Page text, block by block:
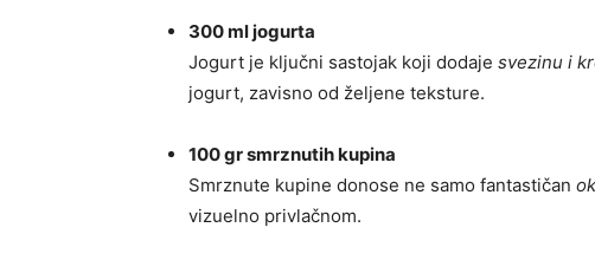
300 ml jogurta
Jogurt je ključni sastojak koji dodaje svezinu i
jogurt, zavisno od željene teksture.
100 gr smrznutih kupina
Smrznute kupine donose ne samo fantastičan
vizuelno privlačnom.